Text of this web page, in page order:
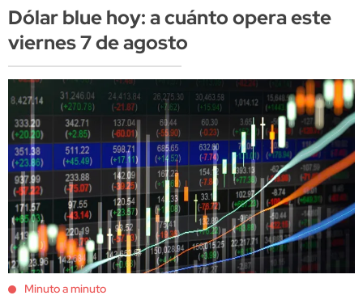
Dólar blue hoy: a cuánto opera este
viernes 7 de agosto
Minuto a minuto